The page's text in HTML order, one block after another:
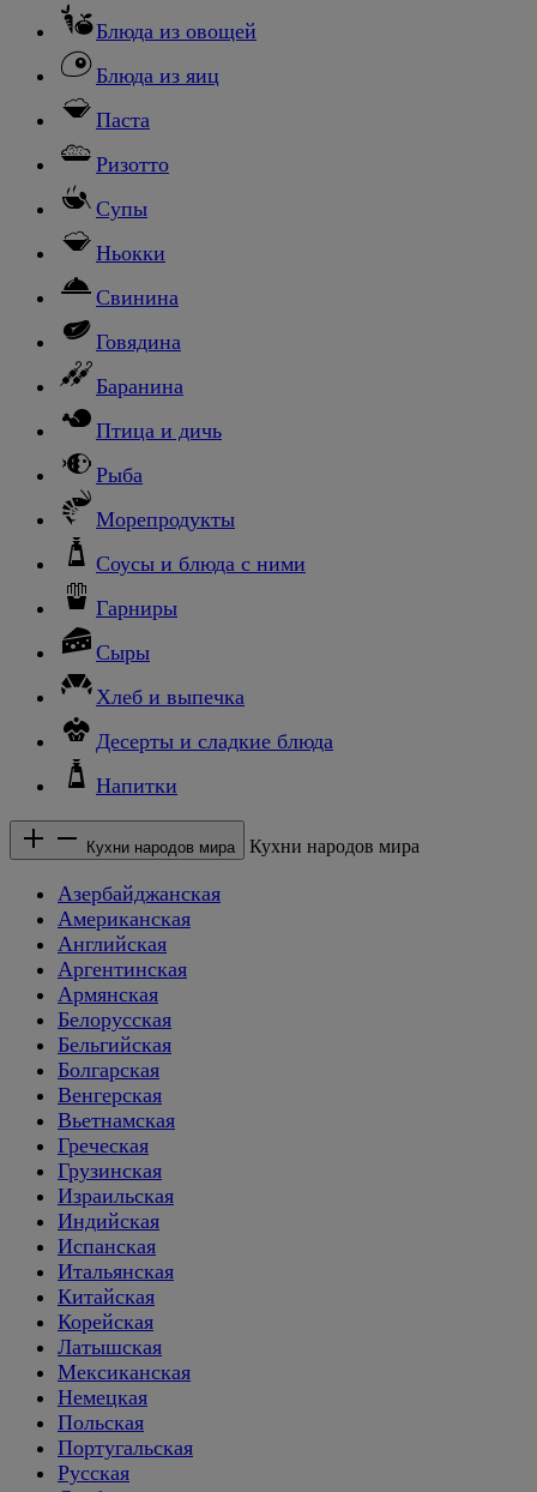
Блюда из овощей
Блюда из яиц
Паста
Ризотто
Супы
Ньокки
Свинина
Говядина
Баранина
Птица и дичь
Рыба
Морепродукты
Соусы и блюда с ними
Гарниры
Сыры
Хлеб и выпечка
Десерты и сладкие блюда
Напитки
Кухни народов мира Кухни народов мира
Азербайджанская
Американская
Английская
Аргентинская
Армянская
Белорусская
Бельгийская
Болгарская
Венгерская
Вьетнамская
Греческая
Грузинская
Израильская
Индийская
Испанская
Итальянская
Китайская
Корейская
Латышская
Мексиканская
Немецкая
Польская
Португальская
Русская